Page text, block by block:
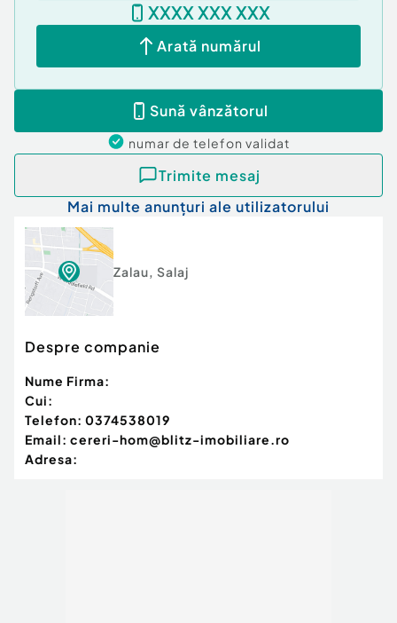
XXXX XXX XXX
Arată numărul
Sună vânzătorul
numar de telefon validat
Trimite mesaj
Mai multe anunțuri ale utilizatorului
Zalau, Salaj
Despre companie
Nume Firma:
Cui:
Telefon: 0374538019
Email: cereri-hom@blitz-imobiliare.ro
Adresa: